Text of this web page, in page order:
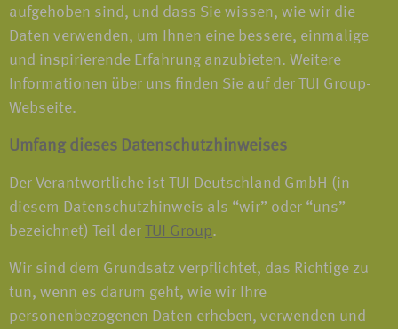
aufgehoben sind, und dass Sie wissen, wie wir die
Daten verwenden, um Ihnen eine bessere, einmalige
und inspirierende Erfahrung anzubieten. Weitere
Informationen über uns finden Sie auf der TUI Group-
Webseite.
Umfang dieses Datenschutzhinweises
Der Verantwortliche ist TUI Deutschland GmbH (in
diesem Datenschutzhinweis als “wir” oder “uns”
bezeichnet) Teil der TUI Group.
Wir sind dem Grundsatz verpflichtet, das Richtige zu
tun, wenn es darum geht, wie wir Ihre
personenbezogenen Daten erheben, verwenden und